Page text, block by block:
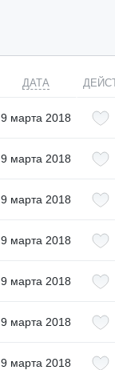
ДАТА
9 марта 2018
9 марта 2018
9 марта 2018
9 марта 2018
9 марта 2018
9 марта 2018
9 марта 2018